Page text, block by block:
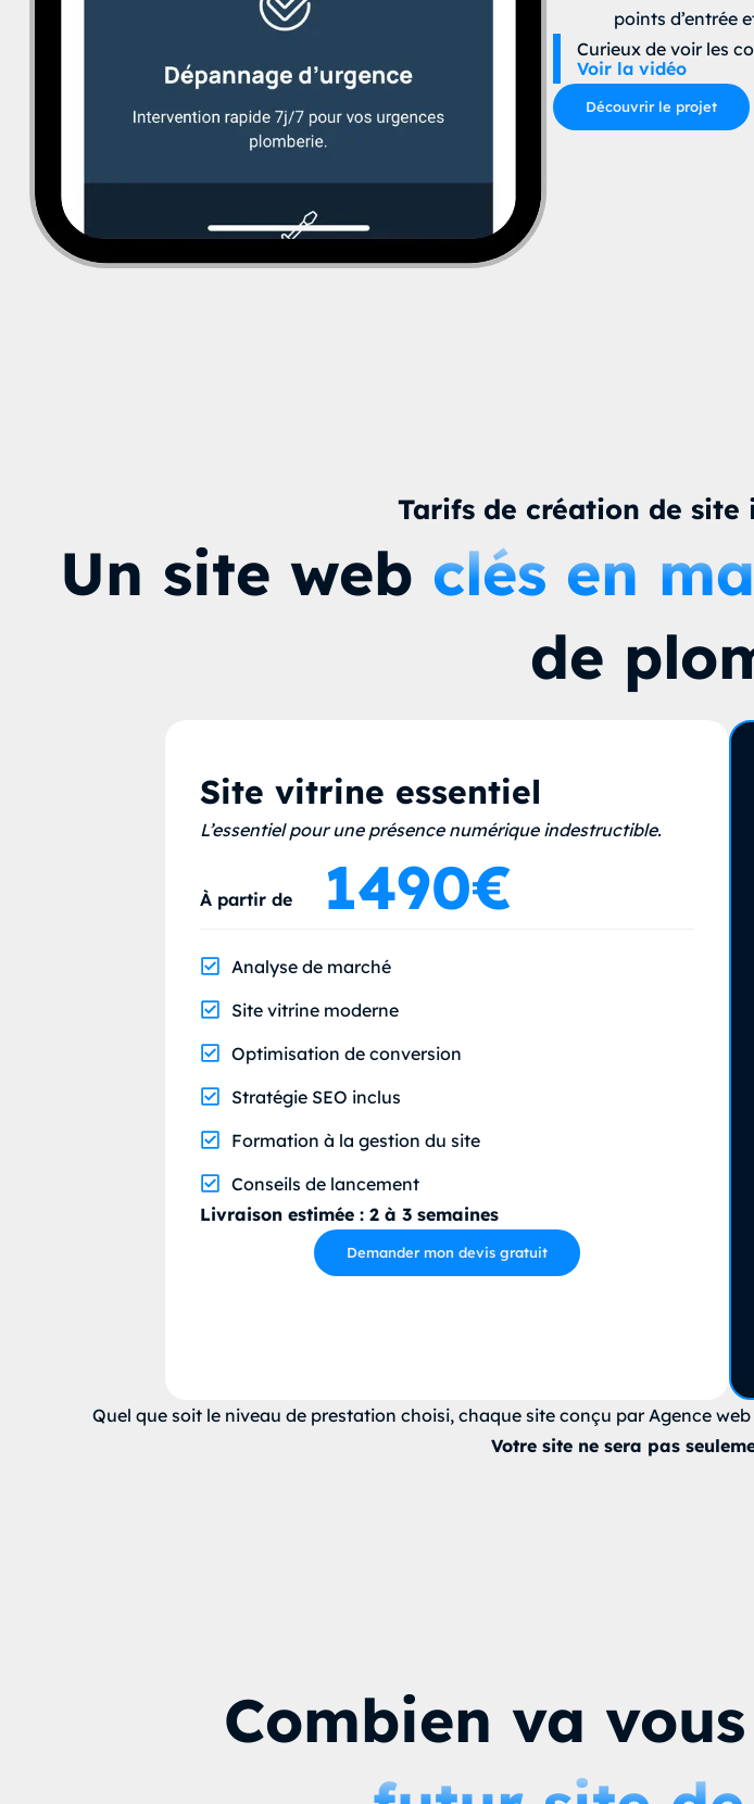
points d’entrée
Curieux de voir les
Voir la vidéo
Découvrir le projet
Tarifs de création de
Un site web clés en
de
Site vitrine essentiel
L’essentiel pour une présence numérique indestructible.
À partir de 1490€
Analyse de marché
Site vitrine moderne
Optimisation de conversion
Stratégie SEO inclus
Formation à la gestion du site
Conseils de lancement
Livraison estimée : 2 à 3 semaines
Demander mon devis gratuit
Quel que soit le niveau de prestation choisi, chaque site conçu par Agence
Votre site ne sera pas
Combien va